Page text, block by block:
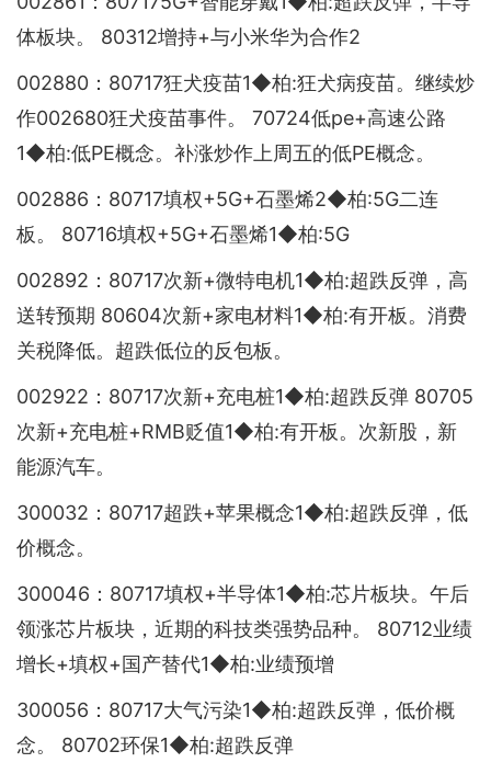
体板块。 80312增持+与小米华为合作2
002880：80717狂犬疫苗1◆柏:狂犬病疫苗。继续炒
作002680狂犬疫苗事件。 70724低pe+高速公路
1◆柏:低PE概念。补涨炒作上周五的低PE概念。
002886：80717填权+5G+石墨烯2◆柏:5G二连
板。 80716填权+5G+石墨烯1◆柏:5G
002892：80717次新+微特电机1◆柏:超跌反弹，高
送转预期 80604次新+家电材料1◆柏:有开板。消费
关税降低。超跌低位的反包板。
002922：80717次新+充电桩1◆柏:超跌反弹 80705
次新+充电桩+RMB贬值1◆柏:有开板。次新股，新
能源汽车。
300032：80717超跌+苹果概念1◆柏:超跌反弹，低
价概念。
300046：80717填权+半导体1◆柏:芯片板块。午后
领涨芯片板块，近期的科技类强势品种。 80712业绩
增长+填权+国产替代1◆柏:业绩预增
300056：80717大气污染1◆柏:超跌反弹，低价概
念。 80702环保1◆柏:超跌反弹